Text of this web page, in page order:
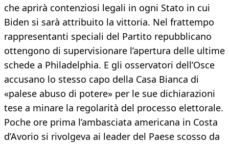
che aprirà contenziosi legali in ogni Stato in cui
Biden si sarà attribuito la vittoria. Nel frattempo
rappresentanti speciali del Partito repubblicano
ottengono di supervisionare l’apertura delle ultime
schede a Philadelphia. E gli osservatori dell’Osce
accusano lo stesso capo della Casa Bianca di
«palese abuso di potere» per le sue dichiarazioni
tese a minare la regolarità del processo elettorale.
Poche ore prima l’ambasciata americana in Costa
d’Avorio si rivolgeva ai leader del Paese scosso da